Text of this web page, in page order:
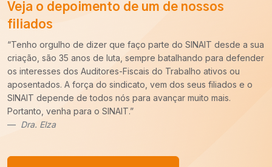
Veja o depoimento de um de nossos
filiados
“Há cerca de dez anos entrei para a carreira de Auditoria-Fiscal
do Trabalho e ao longo desse período constatei que é
imprescindível o trabalho do SINAIT para a nossa categoria.
Uma carreira para ser forte precisa de um Sindicato forte,
sempre pronto para batalhar pelos nossos interesses. E tenho
um recado,COM VOCÊ FILIADO, SEREMOS MAIS!
Afonso Borges